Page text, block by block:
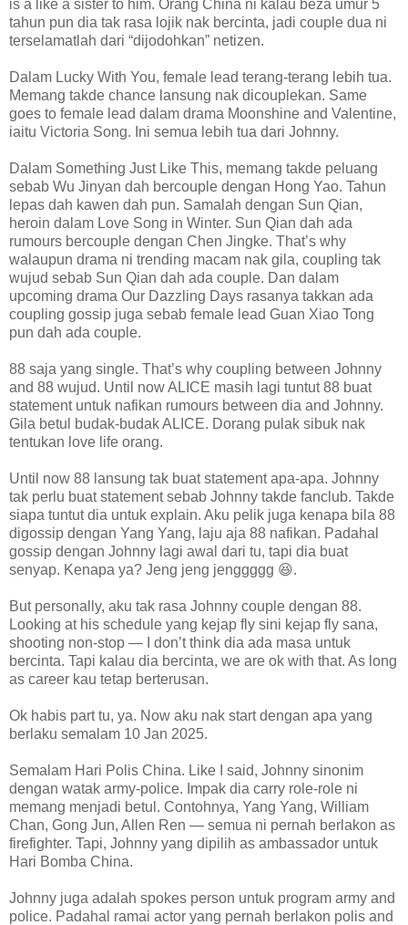
is a like a sister to him. Orang China ni kalau beza umur 5
tahun pun dia tak rasa lojik nak bercinta, jadi couple dua ni
terselamatlah dari “dijodohkan” netizen.
Dalam Lucky With You, female lead terang-terang lebih tua.
Memang takde chance lansung nak dicouplekan. Same
goes to female lead dalam drama Moonshine and Valentine,
iaitu Victoria Song. Ini semua lebih tua dari Johnny.
Dalam Something Just Like This, memang takde peluang
sebab Wu Jinyan dah bercouple dengan Hong Yao. Tahun
lepas dah kawen dah pun. Samalah dengan Sun Qian,
heroin dalam Love Song in Winter. Sun Qian dah ada
rumours bercouple dengan Chen Jingke. That’s why
walaupun drama ni trending macam nak gila, coupling tak
wujud sebab Sun Qian dah ada couple. Dan dalam
upcoming drama Our Dazzling Days rasanya takkan ada
coupling gossip juga sebab female lead Guan Xiao Tong
pun dah ada couple.
88 saja yang single. That’s why coupling between Johnny
and 88 wujud. Until now ALICE masih lagi tuntut 88 buat
statement untuk nafikan rumours between dia and Johnny.
Gila betul budak-budak ALICE. Dorang pulak sibuk nak
tentukan love life orang.
Until now 88 lansung tak buat statement apa-apa. Johnny
tak perlu buat statement sebab Johnny takde fanclub. Takde
siapa tuntut dia untuk explain. Aku pelik juga kenapa bila 88
digossip dengan Yang Yang, laju aja 88 nafikan. Padahal
gossip dengan Johnny lagi awal dari tu, tapi dia buat
senyap. Kenapa ya? Jeng jeng jenggggg 😆.
But personally, aku tak rasa Johnny couple dengan 88.
Looking at his schedule yang kejap fly sini kejap fly sana,
shooting non-stop — I don’t think dia ada masa untuk
bercinta. Tapi kalau dia bercinta, we are ok with that. As long
as career kau tetap berterusan.
Ok habis part tu, ya. Now aku nak start dengan apa yang
berlaku semalam 10 Jan 2025.
Semalam Hari Polis China. Like I said, Johnny sinonim
dengan watak army-police. Impak dia carry role-role ni
memang menjadi betul. Contohnya, Yang Yang, William
Chan, Gong Jun, Allen Ren — semua ni pernah berlakon as
firefighter. Tapi, Johnny yang dipilih as ambassador untuk
Hari Bomba China.
Johnny juga adalah spokes person untuk program army and
police. Padahal ramai actor yang pernah berlakon polis and